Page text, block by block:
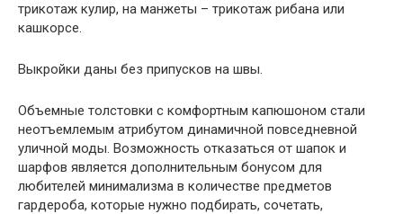
трикотаж кулир, на манжеты – трикотаж рибана или
кашкорсе.
Выкройки даны без припусков на швы.
Объемные толстовки с комфортным капюшоном стали
неотъемлемым атрибутом динамичной повседневной
уличной моды. Возможность отказаться от шапок и
шарфов является дополнительным бонусом для
любителей минимализма в количестве предметов
гардероба, которые нужно подбирать, сочетать,